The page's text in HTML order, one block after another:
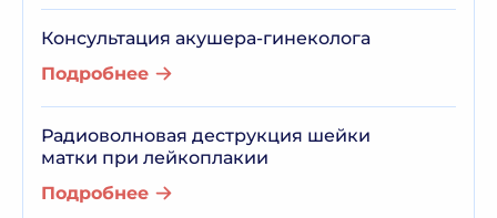
Консультация акушера-гинеколога
Подробнее
Радиоволновая деструкция шейки
матки при лейкоплакии
Подробнее